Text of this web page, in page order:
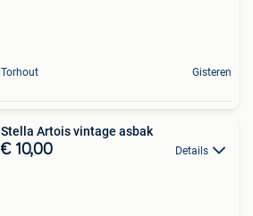
Torhout Gisteren
Stella Artois vintage asbak
€ 10,00 Details